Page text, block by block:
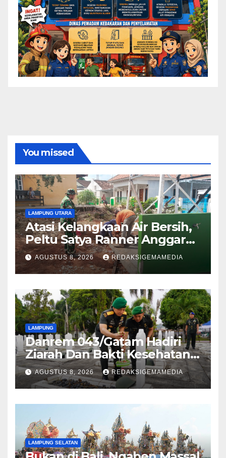
You missed
LAMPUNG UTARA
Atasi Kelangkaan Air Bersih,
Peltu Satya Ranner Anggara
Rampungkan Pembangunan
Sumur Bor di Tanjung Aman
AGUSTUS 8, 2026 REDAKSIGEMAMEDIA
LAMPUNG
Danrem 043/Gatam Hadiri
Ziarah Dan Bakti Kesehatan
HUT Ke-1 Kodam XXI/Radin
Inten
AGUSTUS 8, 2026 REDAKSIGEMAMEDIA
LAMPUNG SELATAN